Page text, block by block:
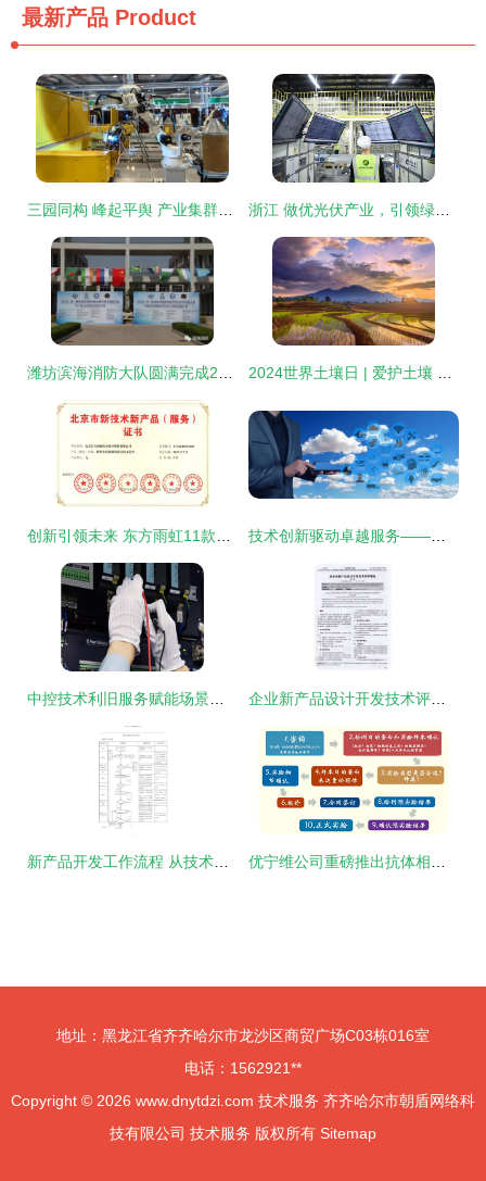
最新产品 Product
三园同构 峰起平舆 产业集群助力县域经济高质量发展 浙江 做优光伏产业，引领绿色发展时代
潍坊滨海消防大队圆满完成2019一带一路暨金砖国家技能发展与技术创新大赛消防安全保卫任务 2024世界土壤日 | 爱护土壤 可持续管理促进粮食安全 技术服务
创新引领未来 东方雨虹11款产品荣获北京新技术新产品证书 技术创新驱动卓越服务——餐道荣膺2023年度最佳企业服务产品奖
中控技术利旧服务赋能场景解析与非标设备适配技术体系建设 企业新产品设计开发技术评审规范技术服务
新产品开发工作流程 从技术开发到市场落地的完整指南 优宁维公司重磅推出抗体相关实验技术服务体系，助力科研精准高效
地址：黑龙江省齐齐哈尔市龙沙区商贸广场C03栋016室
电话：1562921**
Copyright © 2026 www.dnytdzi.com 技术服务 齐齐哈尔市朝盾网络科
技有限公司 技术服务 版权所有 Sitemap